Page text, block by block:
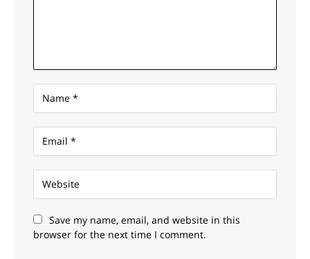
Save my name, email, and website in this
browser for the next time I comment.